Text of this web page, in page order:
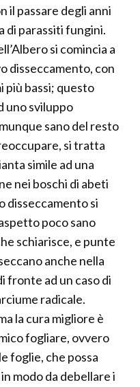
il passare degli anni
di parassiti fungini.
si comincia a
disseccamento, con
più bassi; questo
uno sviluppo
sano del resto
si tratta
simile ad una
nei boschi di abeti
disseccamento si
poco sano
schiarisce, e punte
anche nella
fronte ad un caso di
radicale.
la cura migliore è
fogliare, ovvero
foglie, che possa
modo da debellare i